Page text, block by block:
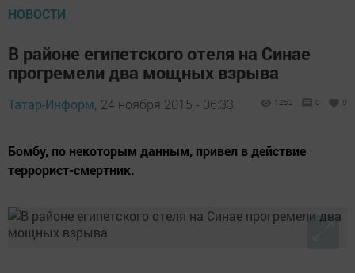
НОВОСТИ
В районе египетского отеля на Синае
прогремели два мощных взрыва
Татар-Информ, 24 ноября 2015 - 06:33 1252 0 0
Бомбу, по некоторым данным, привел в действие
террорист-смертник.